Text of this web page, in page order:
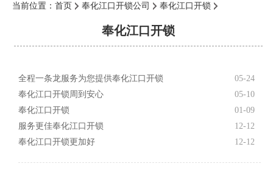
当前位置： 首页 奉化江口开锁公司 奉化江口开锁
奉化江口开锁
05-24
全程一条龙服务为您提供奉化江口开锁
05-10
奉化江口开锁周到安心
01-09
奉化江口开锁
12-12
服务更佳奉化江口开锁
12-12
奉化江口开锁更加好